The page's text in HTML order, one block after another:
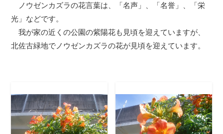
ノウゼンカズラの花言葉は、「名声」、「名誉」、「栄
光」などです。
我が家の近くの公園の紫陽花も見頃を迎えていますが、
北佐古緑地でノウゼンカズラの花が見頃を迎えています。